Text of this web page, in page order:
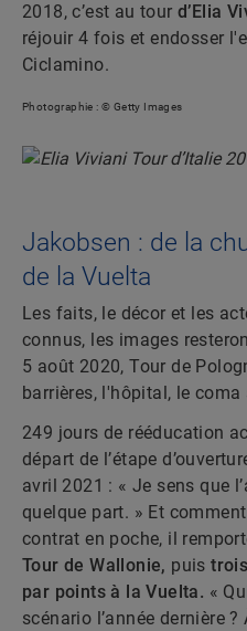
2018, c’est au tour d’Elia
réjouir 4 fois et endosser
Ciclamino.
Photographie : © Getty Images
Jakobsen : de la
de la Vuelta
Les faits, le décor et les
connus, les images
5 août 2020, Tour de
barrières, l'hôpital, le
249 jours de rééducation
départ de l’étape
avril 2021 : « Je sens que
quelque part. » Et
contrat en poche, il
Tour de Wallonie, puis
par points à la Vuelta. «
scénario l’année dernière